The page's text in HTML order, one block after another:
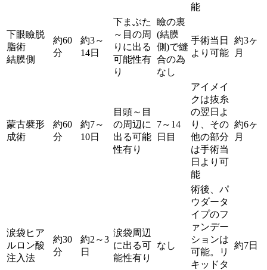
能
下眼瞼脱
脂術
結膜側
約60
分
約3～
14日
下まぶた
～目の周
りに出る
可能性有
り
瞼の裏
(結膜
側)で縫
合の為
なし
手術当日
より可能
約3ヶ
月
蒙古襞形
成術
約60
分
約7～
10日
目頭～目
の周辺に
出る可能
性有り
7～14
日目
アイメイ
クは抜糸
の翌日よ
り、その
他の部分
は手術当
日より可
能
約6ヶ
月
涙袋ヒア
ルロン酸
注入法
約30
分
約2～3
日
涙袋周辺
に出る可
能性有り
なし
術後、パ
ウダータ
イプのフ
ァンデー
ションは
可能。リ
キッドタ
約7日